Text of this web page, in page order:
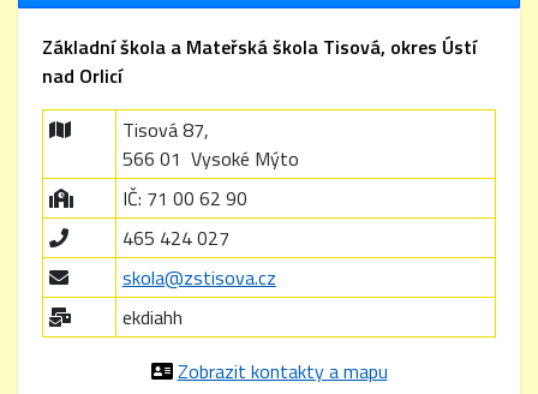
Nabízíme
kombinovaný pracovní úvazek (asistent pedagoga
nástup od1. září 2026
práci v malém a přátelském kolektivu,
příjemné pracovní prostředí venkovské školy,
podporu profesního rozvoje a dalšího vzdělávání,
platové podmínky dle platných právních předpisů.
Pokud Vás nabídka zaujala, zašlete svůj strukturovaný
životopis a krátký motivační dopis na e-mail školy nebo
Základní škola a Mateřská škola Tisová, okres Ústí
nad Orlicí
Tisová 87,
566 01 Vysoké Mýto
IČ: 71 00 62 90
465 424 027
skola@zstisova.cz
ekdiahh
Zobrazit kontakty a mapu